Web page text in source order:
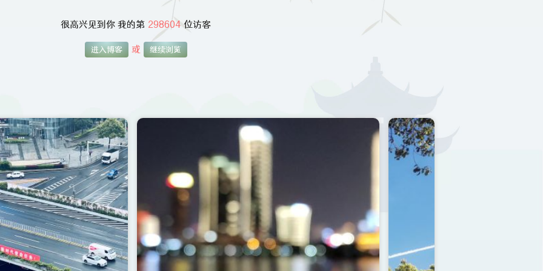
很高兴见到你 我的第 298604 位访客
进入博客 或 继续浏览